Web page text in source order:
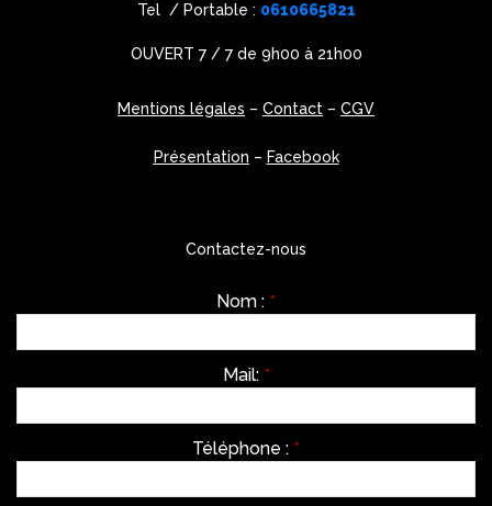
Tel / Portable : 0610665821
OUVERT 7 / 7 de 9h00 à 21h00
Mentions légales – Contact – CGV
Présentation – Facebook
Contactez-nous
Nom : *
Mail: *
Téléphone : *